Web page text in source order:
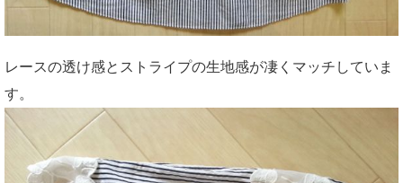
レースの透け感とストライプの生地感が凄くマッチしていま
す。